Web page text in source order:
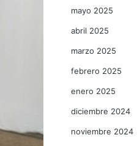
mayo 2025
abril 2025
marzo 2025
febrero 2025
enero 2025
diciembre 2024
noviembre 2024